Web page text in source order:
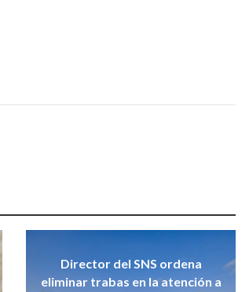
Director del SNS ordena
eliminar trabas en la atención a